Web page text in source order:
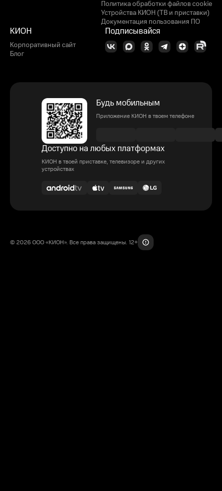
Политика обработки файлов cookie
Устройства КИОН (ТВ и приставки)
Документация пользования ПО
КИОН
Корпоративный сайт
Блог
Подписывайся
Будь мобильным
Приложение КИОН в твоем телефоне
Доступно на любых платформах
КИОН в твоей приставке, телевизоре и других
устройствах
© 2026 ООО «КИОН». Все права защищены. 12+